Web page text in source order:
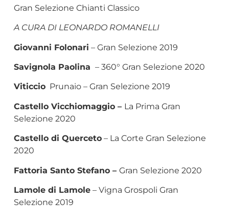
Gran Selezione Chianti Classico
A CURA DI LEONARDO ROMANELLI
Giovanni Folonari – Gran Selezione 2019
Savignola Paolina – 360° Gran Selezione 2020
ViticcioPrunaio – Gran Selezione 2019
Castello Vicchiomaggio – La Prima Gran
Selezione 2020
Castello di Querceto– La Corte Gran Selezione
2020
Fattoria Santo Stefano – Gran Selezione 2020
Lamole di Lamole– Vigna Grospoli Gran
Selezione 2019